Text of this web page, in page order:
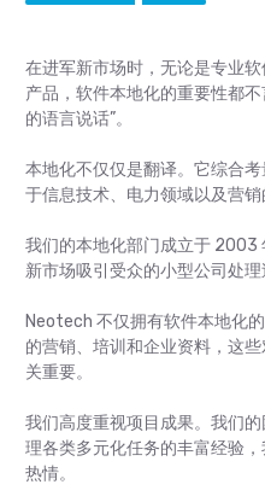
在进军新市场时，无论是专业
产品，软件本地化的重要性都
的语言说话”。
本地化不仅仅是翻译。它综合
于信息技术、电力领域以及营销
我们的本地化部门成立于 2003
新市场吸引受众的小型公司处
Neotech 不仅拥有软件本地化
的营销、培训和企业资料，这
关重要。
我们高度重视项目成果。我们
理各类多元化任务的丰富经验
热情。